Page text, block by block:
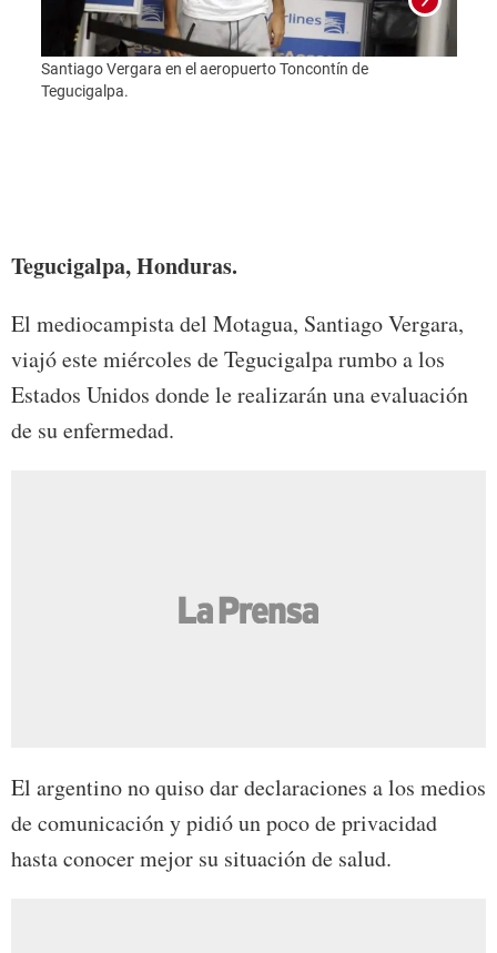
Santiago Vergara en el aeropuerto Toncontín de
Tegucigalpa.
Tegucigalpa, Honduras.
El mediocampista del Motagua, Santiago Vergara,
viajó este miércoles de Tegucigalpa rumbo a los
Estados Unidos donde le realizarán una evaluación
de su enfermedad.
El argentino no quiso dar declaraciones a los medios
de comunicación y pidió un poco de privacidad
hasta conocer mejor su situación de salud.